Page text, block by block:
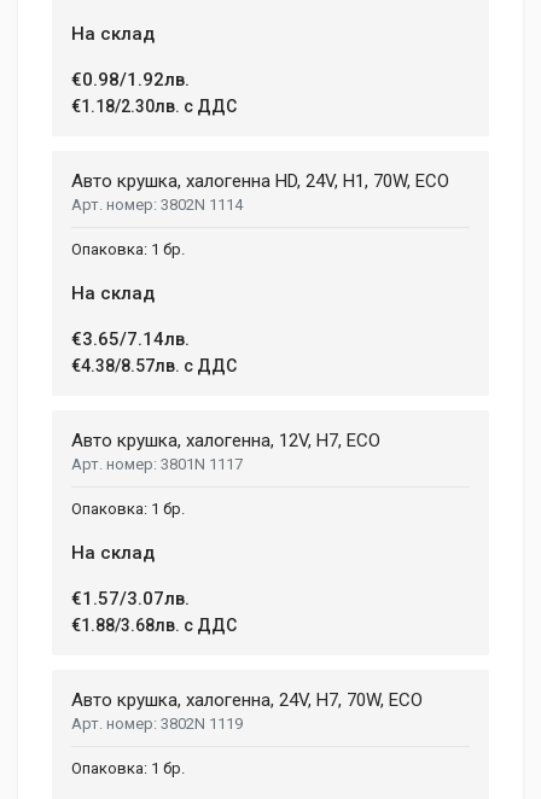
Post Your Review
На склад
€0.98/1.92лв.
€1.18/2.30лв. с ДДС
Авто крушка, халогенна HD, 24V, H1, 70W, ECO
3802N 1114
1 бр.
На склад
€3.65/7.14лв.
€4.38/8.57лв. с ДДС
Авто крушка, халогенна, 12V, H7, ECO
3801N 1117
1 бр.
На склад
€1.57/3.07лв.
€1.88/3.68лв. с ДДС
Авто крушка, халогенна, 24V, H7, 70W, ECO
3802N 1119
1 бр.